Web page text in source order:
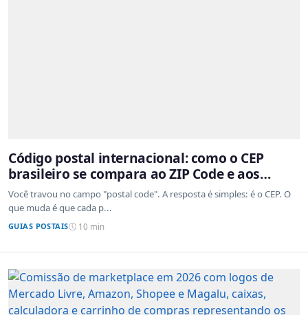
Código postal internacional: como o CEP
brasileiro se compara ao ZIP Code e aos
sistemas de outros países
Você travou no campo "postal code". A resposta é simples: é o CEP. O
que muda é que cada p...
GUIAS POSTAIS 10 min